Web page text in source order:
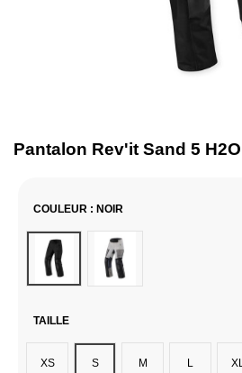
Pantalon Rev'it Sand 5 H2O
COULEUR : NOIR
Noir Noir / Gris
TAILLE
XS S M L XL